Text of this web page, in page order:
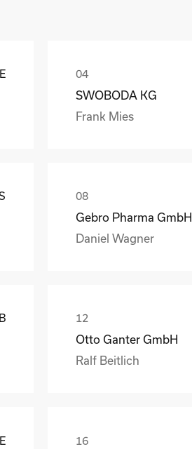
SWOBODA KG
Frank Mies
Gebro Pharma GmbH
Daniel Wagner
Otto Ganter GmbH
Ralf Beitlich